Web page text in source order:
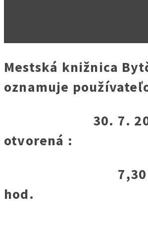
Mestská knižnica
oznamuje
30. 7. 2026
otvorená :
7,30 –
hod.